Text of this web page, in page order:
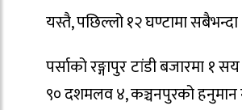
यस्तै, पछिल्लो १२ घण्टामा
पर्साको रङ्गापुर टांडी बजारमा
९० दशमलव ४, कञ्चनपुरको